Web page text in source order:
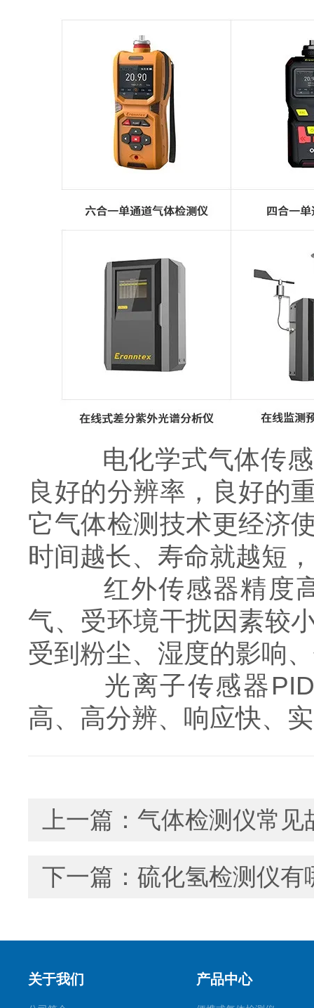
电化学式气体传感
良好的分辨率，良好的
它气体检测技术更经济
时间越长、寿命就越短，
红外传感器精度高
气、受环境干扰因素较
受到粉尘、湿度的影响
光离子传感器PID
高、高分辨、响应快、
上一篇： 气体检测仪常见
下一篇： 硫化氢检测仪
关于我们 产品中心